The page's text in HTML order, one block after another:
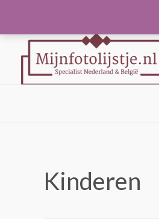
inhoud
Kinderen